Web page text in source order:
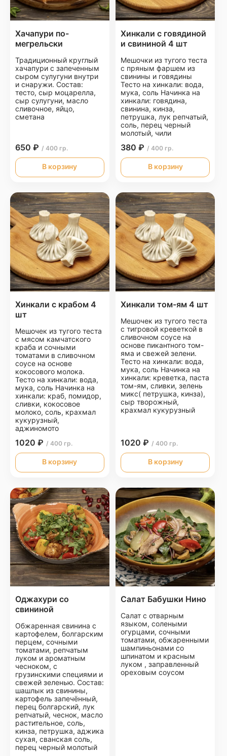
Хачапури по-
мегрельски
Традиционный круглый
хачапури с запеченным
сыром сулугуни внутри
и снаружи. Состав:
тесто, сыр моцарелла,
сыр сулугуни, масло
сливочное, яйцо,
сметана
650 ₽ / 400 гр.
В корзину
Хинкали с говядиной
и свининой 4 шт
Мешочки из тугого теста
с пряным фаршем из
свинины и говядины
Тесто на хинкали: вода,
мука, соль Начинка на
хинкали: говядина,
свинина, кинза,
петрушка, лук репчатый,
соль, перец черный
молотый, чили
380 ₽ / 400 гр.
В корзину
Хинкали с крабом 4
шт
Мешочек из тугого теста
с мясом камчатского
краба и сочными
томатами в сливочном
соусе на основе
кокосового молока.
Тесто на хинкали: вода,
мука, соль Начинка на
хинкали: краб, помидор,
сливки, кокосовое
молоко, соль, крахмал
кукурузный,
аджиномото
1020 ₽ / 400 гр.
В корзину
Хинкали том-ям 4 шт
Мешочек из тугого теста
с тигровой креветкой в
сливочном соусе на
основе пикантного том-
яма и свежей зелени.
Тесто на хинкали: вода,
мука, соль Начинка на
хинкали: креветка, паста
том-ям, сливки, зелень
микс( петрушка, кинза),
сыр творожный,
крахмал кукурузный
1020 ₽ / 400 гр.
В корзину
Оджахури со
свининой
Обжаренная свинина с
картофелем, болгарским
перцем, сочными
томатами, репчатым
луком и ароматным
чесноком, с
грузинскими специями и
свежей зеленью. Состав:
шашлык из свинины,
картофель запечённый,
перец болгарский, лук
репчатый, чеснок, масло
растительное, соль,
кинза, петрушка, аджика
сухая, сванская соль,
перец черный молотый
Салат Бабушки Нино
Салат с отварным
языком, солеными
огурцами, сочными
томатами, обжаренными
шампиньонами со
шпинатом и красным
луком , заправленный
ореховым соусом